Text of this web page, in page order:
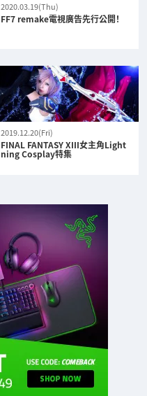
2020.03.19(Thu)
FF7 remake電視廣告先行公開！
2019.12.20(Fri)
FINAL FANTASY XIII女主角Light
ning Cosplay特集